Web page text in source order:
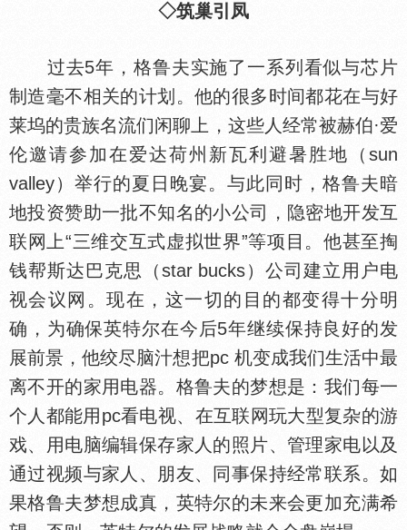
◇筑巢引凤
过去5年，格鲁夫实施了一系列看似与芯片
制造毫不相关的计划。他的很多时间都花在与好
莱坞的贵族名流们闲聊上，这些人经常被赫伯·爱
伦邀请参加在爱达荷州新瓦利避暑胜地（sun
valley）举行的夏日晚宴。与此同时，格鲁夫暗
地投资赞助一批不知名的小公司，隐密地开发互
联网上“三维交互式虚拟世界”等项目。他甚至掏
钱帮斯达巴克思（star bucks）公司建立用户电
视会议网。现在，这一切的目的都变得十分明
确，为确保英特尔在今后5年继续保持良好的发
展前景，他绞尽脑汁想把pc 机变成我们生活中最
离不开的家用电器。格鲁夫的梦想是：我们每一
个人都能用pc看电视、在互联网玩大型复杂的游
戏、用电脑编辑保存家人的照片、管理家电以及
通过视频与家人、朋友、同事保持经常联系。如
果格鲁夫梦想成真，英特尔的未来会更加充满希